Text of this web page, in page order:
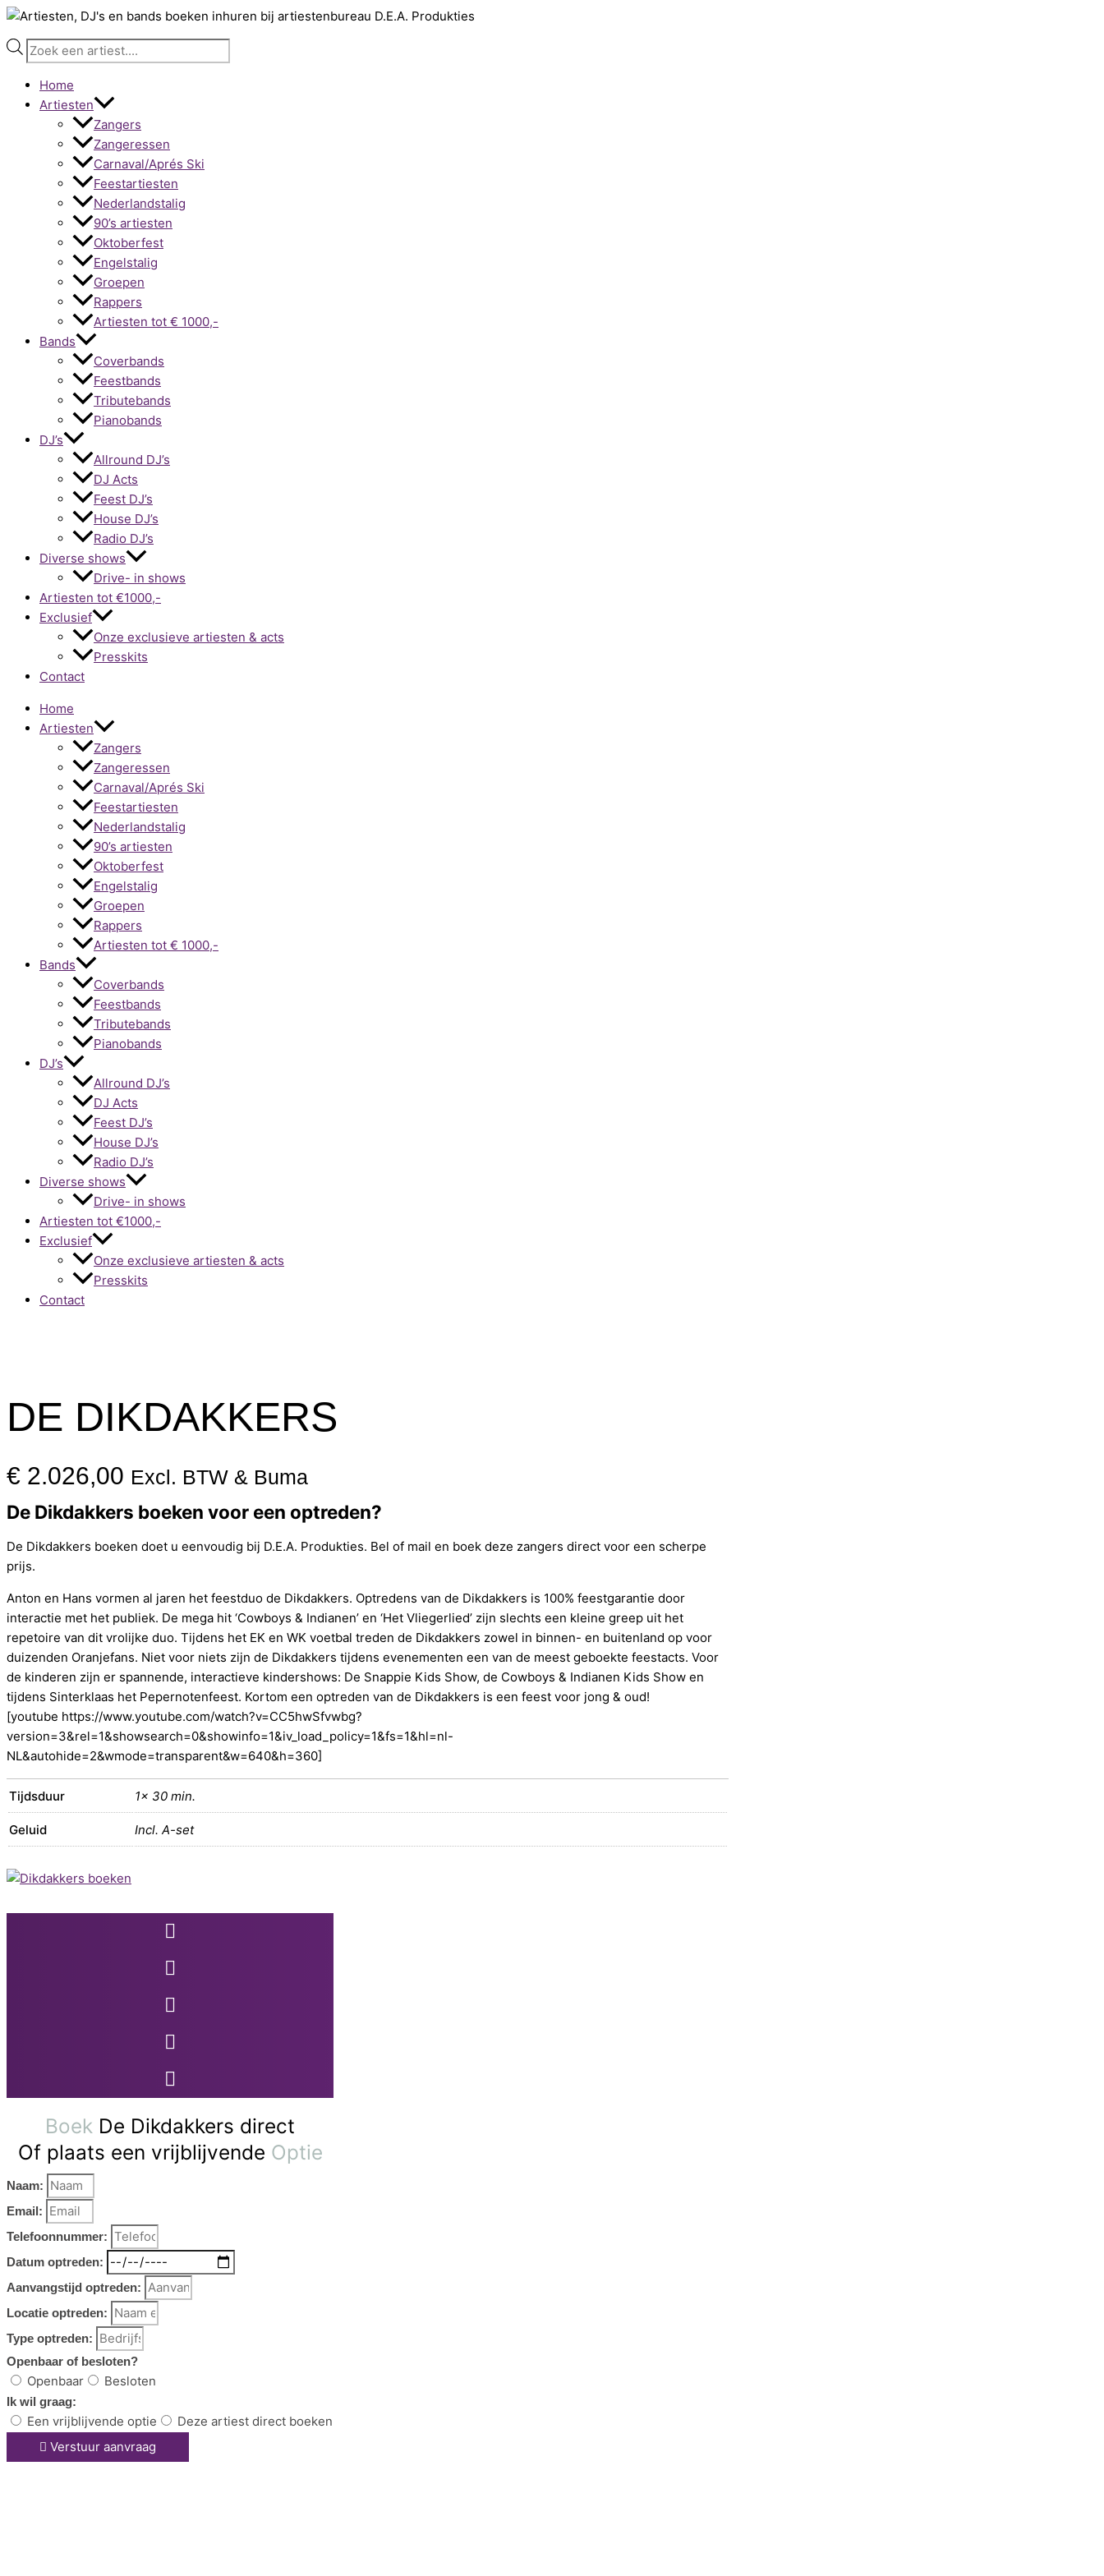
Ga
de
inhoud
Producten
Home
Artiesten
Zangers
Zangeressen
Carnaval/Aprés Ski
Feestartiesten
Nederlandstalig
90’s artiesten
Oktoberfest
Engelstalig
Groepen
Rappers
Artiesten tot € 1000,-
Bands
Coverbands
Feestbands
Tributebands
Pianobands
DJ’s
Allround DJ’s
DJ Acts
Feest DJ’s
House DJ’s
Radio DJ’s
Diverse shows
Drive- in shows
Artiesten tot €1000,-
Exclusief
Onze exclusieve artiesten & acts
Presskits
Contact
Home
Artiesten
Zangers
Zangeressen
Carnaval/Aprés Ski
Feestartiesten
Nederlandstalig
90’s artiesten
Oktoberfest
Engelstalig
Groepen
Rappers
Artiesten tot € 1000,-
Bands
Coverbands
Feestbands
Tributebands
Pianobands
DJ’s
Allround DJ’s
DJ Acts
Feest DJ’s
House DJ’s
Radio DJ’s
Diverse shows
Drive- in shows
Artiesten tot €1000,-
Exclusief
Onze exclusieve artiesten & acts
Presskits
Contact
DE DIKDAKKERS
€ 2.026,00 Excl. BTW & Buma
De Dikdakkers boeken voor een optreden?
De Dikdakkers boeken doet u eenvoudig bij D.E.A. Produkties. Bel of mail en boek deze zangers direct voor een scherpe
prijs.
Anton en Hans vormen al jaren het feestduo de Dikdakkers. Optredens van de Dikdakkers is 100% feestgarantie door
interactie met het publiek. De mega hit ‘Cowboys & Indianen’ en ‘Het Vliegerlied’ zijn slechts een kleine greep uit het
repetoire van dit vrolijke duo. Tijdens het EK en WK voetbal treden de Dikdakkers zowel in binnen- en buitenland op voor
duizenden Oranjefans. Niet voor niets zijn de Dikdakkers tijdens evenementen een van de meest geboekte feestacts. Voor
de kinderen zijn er spannende, interactieve kindershows: De Snappie Kids Show, de Cowboys & Indianen Kids Show en
tijdens Sinterklaas het Pepernotenfeest. Kortom een optreden van de Dikdakkers is een feest voor jong & oud!
[youtube https://www.youtube.com/watch?v=CC5hwSfvwbg?
version=3&rel=1&showsearch=0&showinfo=1&iv_load_policy=1&fs=1&hl=nl-
NL&autohide=2&wmode=transparent&w=640&h=360]
Tijdsduur 1x 30 min.
Geluid Incl. A-set
Boek De Dikdakkers direct
Of plaats een vrijblijvende Optie
Naam:
Email:
Telefoonnummer:
Datum optreden:
Aanvangstijd optreden:
Locatie optreden:
Type optreden:
Openbaar of besloten?
Openbaar Besloten
Ik wil graag:
Een vrijblijvende optie
Deze artiest direct boeken
Verstuur aanvraag